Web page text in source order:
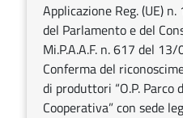
Applicazione Reg. (UE)
del Parlamento e del
Mi.P.A.A.F. n. 617 del
Conferma del
di produttori “O.P. Parco
Cooperativa” con sede